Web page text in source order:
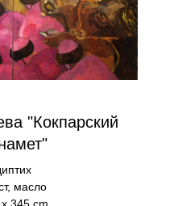
"Кокпарский
масло